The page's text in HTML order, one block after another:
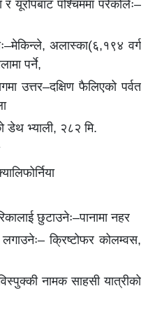
यूरोपबाट पश्चिममा परेकोलेः–
अलास्का(६,१९४ वर्ग
पर्ने,
उत्तर–दक्षिण फैलिएको पर्वत
डेथ भ्याली, २८२ मि.
छुटाउनेः–पानामा नहर
लगाउनेः– क्रिष्टोफर कोलम्वस,
नामक साहसी यात्रीको